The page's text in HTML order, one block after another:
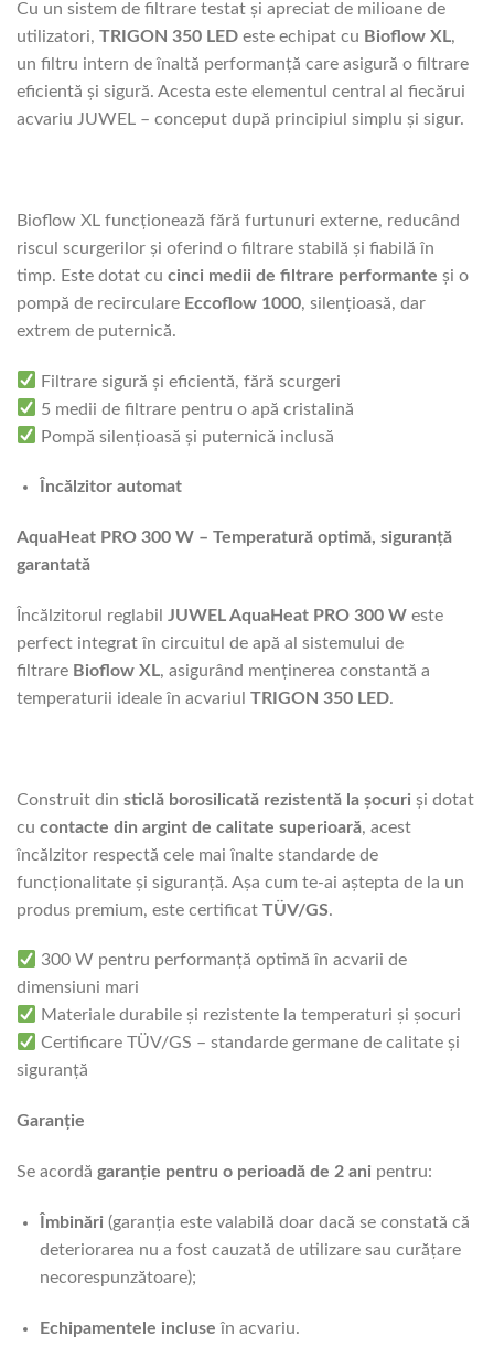
Cu un sistem de filtrare testat și apreciat de milioane de
utilizatori, TRIGON 350 LED este echipat cu Bioflow XL,
un filtru intern de înaltă performanță care asigură o filtrare
eficientă și sigură. Acesta este elementul central al fiecărui
acvariu JUWEL – conceput după principiul simplu și sigur.
Bioflow XL funcționează fără furtunuri externe, reducând
riscul scurgerilor și oferind o filtrare stabilă și fiabilă în
timp. Este dotat cu cinci medii de filtrare performante și o
pompă de recirculare Eccoflow 1000, silențioasă, dar
extrem de puternică.
Filtrare sigură și eficientă, fără scurgeri
5 medii de filtrare pentru o apă cristalină
Pompă silențioasă și puternică inclusă
Încălzitor automat
AquaHeat PRO 300 W – Temperatură optimă, siguranță
garantată
Încălzitorul reglabil JUWEL AquaHeat PRO 300 W este
perfect integrat în circuitul de apă al sistemului de
filtrare Bioflow XL, asigurând menținerea constantă a
temperaturii ideale în acvariul TRIGON 350 LED.
Construit din sticlă borosilicată rezistentă la șocuri și dotat
cu contacte din argint de calitate superioară, acest
încălzitor respectă cele mai înalte standarde de
funcționalitate și siguranță. Așa cum te-ai aștepta de la un
produs premium, este certificat TÜV/GS.
300 W pentru performanță optimă în acvarii de
dimensiuni mari
Materiale durabile și rezistente la temperaturi și șocuri
Certificare TÜV/GS – standarde germane de calitate și
siguranță
Garanție
Se acordă garanție pentru o perioadă de 2 ani pentru:
Îmbinări (garanția este valabilă doar dacă se constată că
deteriorarea nu a fost cauzată de utilizare sau curățare
necorespunzătoare);
Echipamentele incluse în acvariu.